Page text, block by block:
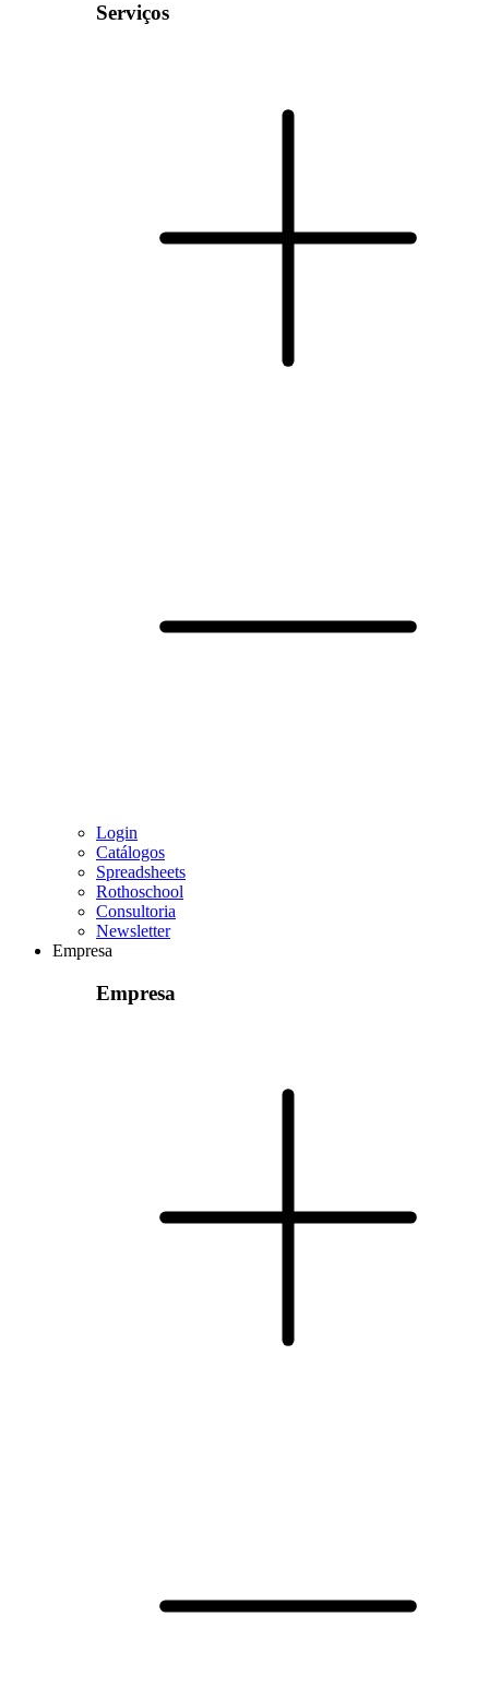
Serviços
Login
Catálogos
Spreadsheets
Rothoschool
Consultoria
Newsletter
Empresa
Empresa